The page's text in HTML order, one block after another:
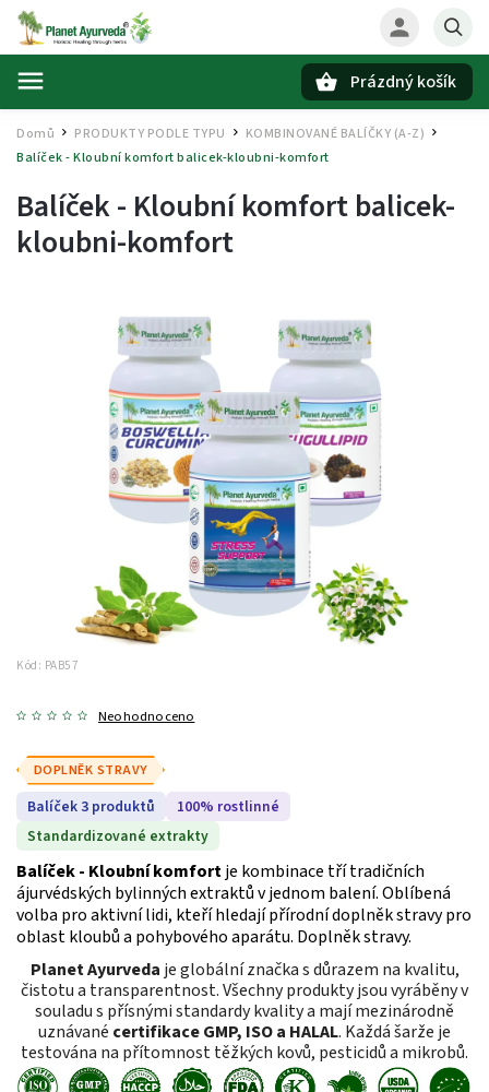
Prázdný košík
Domů / PRODUKTY PODLE TYPU KOMBINOVANÉ BALÍČKY (A-Z) /
Balíček - Kloubní komfortbalicek-kloubni-komfort
Balíček - Kloubní komfort balicek-
kloubni-komfort
Kód: PAB57
Neohodnoceno
DOPLNĚK STRAVY
Balíček 3 produktů
100% rostlinné
Standardizované extrakty
Balíček - Kloubní komfortje kombinace tří tradičních
ájurvédských bylinných extraktů v jednom balení. Oblíbená
volba pro aktivní lidi, kteří hledají přírodní doplněk stravy pro
oblast kloubů a pohybového aparátu. Doplněk stravy.
Planet Ayurveda je globální značka s důrazem na kvalitu,
čistotu a transparentnost. Všechny produkty jsou vyráběny v
souladu s přísnými standardy kvality a mají mezinárodně
uznávané certifikace GMP, ISO a HALAL. Každá šarže je
testována na přítomnost těžkých kovů, pesticidů a mikrobů.